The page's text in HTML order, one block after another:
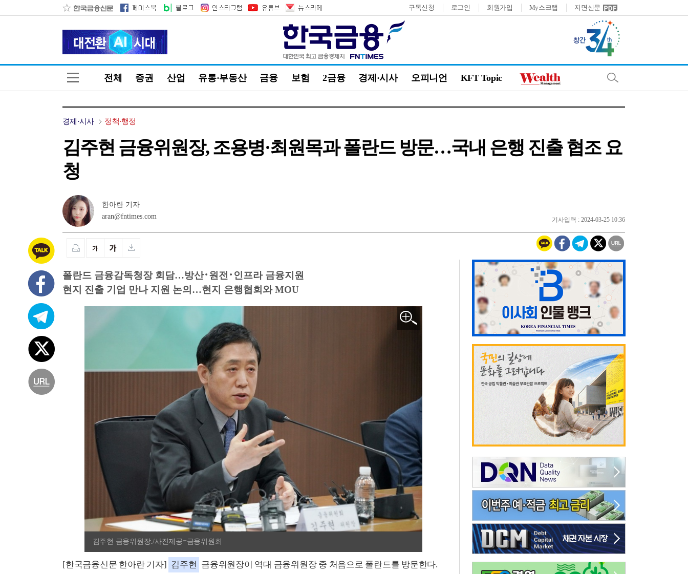
구독신청 로그인 회원가입 My스크랩 지면신문
전체 증권 산업 유통·부동산 금융 보험 2금융 경제·시사 오피니언 KFT Topic
경제·시사 정책·행정
김주현 금융위원장, 조용병·최원목과 폴란드 방문…국내 은행 진출 협조 요
청
한아란 기자
aran@fntimes.com
기사입력 : 2024-03-25 10:36
폴란드 금융감독청장 회담…방산･원전･인프라 금융지원
현지 진출 기업 만나 지원 논의…현지 은행협회와 MOU
김주현 금융위원장./사진제공=금융위원회
[한국금융신문 한아란 기자] 김주현
금융위원장이 역대 금융위원장 중 처음으로 폴란드를 방문한다.